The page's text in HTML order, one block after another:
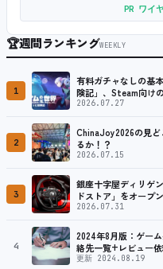
PR ワイ
🏆週間ランキングWEEKLY
1
有料ガチャなしの基
険記」、Steam向け
2026.07.27
2
ChinaJoy2026の見ど
るか！？
2026.07.15
3
銀座十字屋ディリゲ
ドストア」をオープ
ング／フライトシム
2026.07.31
4
2024年8月版：ゲー
絡先一覧+レビュー
更新 2024.08.19